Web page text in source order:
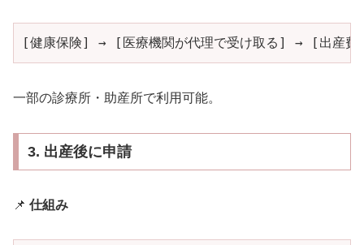
[健康保険] → [医療機関が代理で受け取る] → [出産費
一部の診療所・助産所で利用可能。
3. 出産後に申請
📌 仕組み